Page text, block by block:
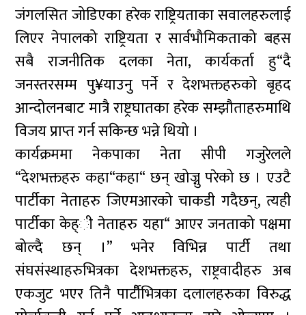
जंगलसित जोडिएका हरेक राष्ट्रियताका सवालहरुलाई
लिएर नेपालको राष्ट्रियता र सार्वभौमिकताको बहस
सबै राजनीतिक दलका नेता, कार्यकर्ता हु“दै
जनस्तरसम्म पु¥याउनु पर्ने र देशभक्तहरुको बृहद
आन्दोलनबाट मात्रै राष्ट्रघातका हरेक सम्झौताहरुमाथि
विजय प्राप्त गर्न सकिन्छ भन्ने थियो ।
कार्यक्रममा नेकपाका नेता सीपी गजुरेलले
“देशभक्तहरु कहा“कहा“ छन् खोज्नु परेको छ । एउटै
पार्टीका नेताहरु जिएमआरको चाकडी गदैछन्, त्यही
पार्टीका केह्ी नेताहरु यहा“ आएर जनताको पक्षमा
बोल्दै छन् ।” भनेर विभिन्न पार्टी तथा
संघसंस्थाहरुभित्रका देशभक्तहरु, राष्ट्रवादीहरु अब
एकजुट भएर तिनै पार्टीैभित्रका दलालहरुका विरुद्ध